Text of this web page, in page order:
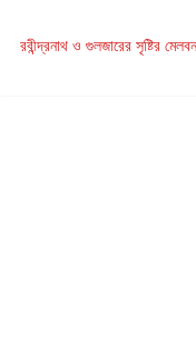
রবীন্দ্রনাথ ও গুলজারের সৃষ্টির
কলের গান থেকে রীলস্ — বাঙালির
জগন্নাথমঙ্গলম্ — বাংলায়